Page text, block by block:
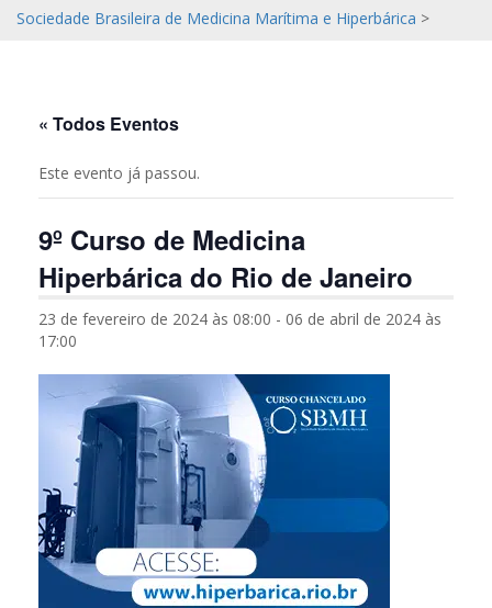
Sociedade Brasileira de Medicina Marítima e Hiperbárica >
« Todos Eventos
Este evento já passou.
9º Curso de Medicina
Hiperbárica do Rio de Janeiro
23 de fevereiro de 2024 às 08:00 - 06 de abril de 2024 às
17:00